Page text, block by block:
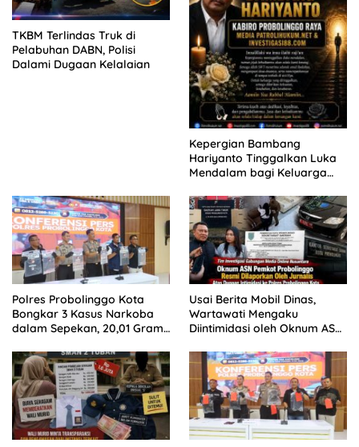
TKBM Terlindas Truk di
Pelabuhan DABN, Polisi
Dalami Dugaan Kelalaian
Kepergian Bambang
Hariyanto Tinggalkan Luka
Mendalam bagi Keluarga
Polres Probolinggo Kota
Bongkar 3 Kasus Narkoba
dalam Sepekan, 20,01 Gram
Usai Berita Mobil Dinas,
Wartawati Mengaku
Diintimidasi oleh Oknum ASN
Tempuh Jalur Hukum